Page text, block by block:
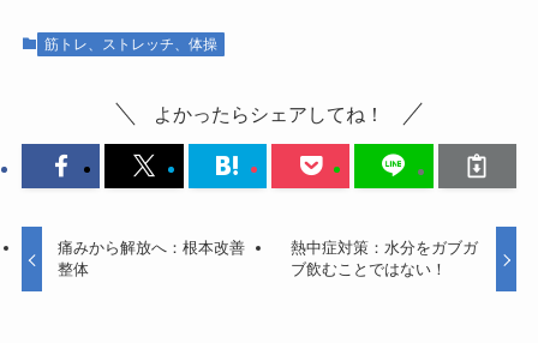
筋トレ、ストレッチ、体操
よかったらシェアしてね！
痛みから解放へ：根本改善
整体
熱中症対策：水分をガブガ
ブ飲むことではない！